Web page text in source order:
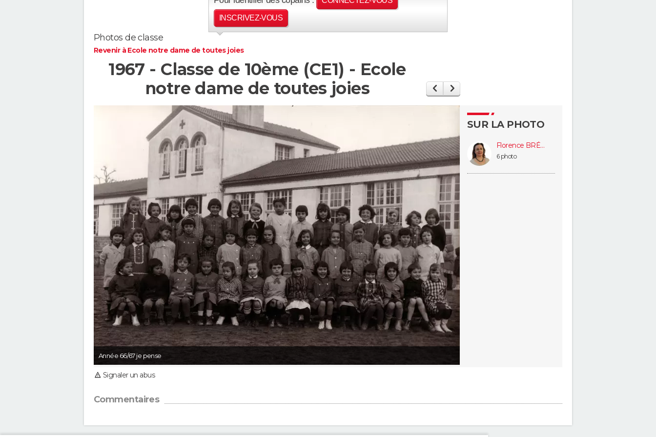
INSCRIVEZ-VOUS
Photos de classe
Revenir à Ecole notre dame de toutes joies
1967 - Classe de 10ème (CE1) - Ecole
notre dame de toutes joies
Année 66/67 je pense
SUR LA PHOTO
Florence BRÉMOND (GUÉRINET)
6 photo
Signaler un abus
Commentaires